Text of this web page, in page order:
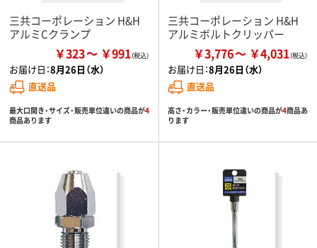
三共コーポレーション H&H
アルミCクランプ
￥323 ￥991
お届け日：8月26日（水）
直送品
最大口開き・サイズ・販売単位違いの商品が4
商品あります
三共コーポレーション H&H
アルミボルトクリッパー
￥3,776 ￥4,031
お届け日：8月26日（水）
直送品
高さ・カラー・販売単位違いの商品が4商品あ
ります